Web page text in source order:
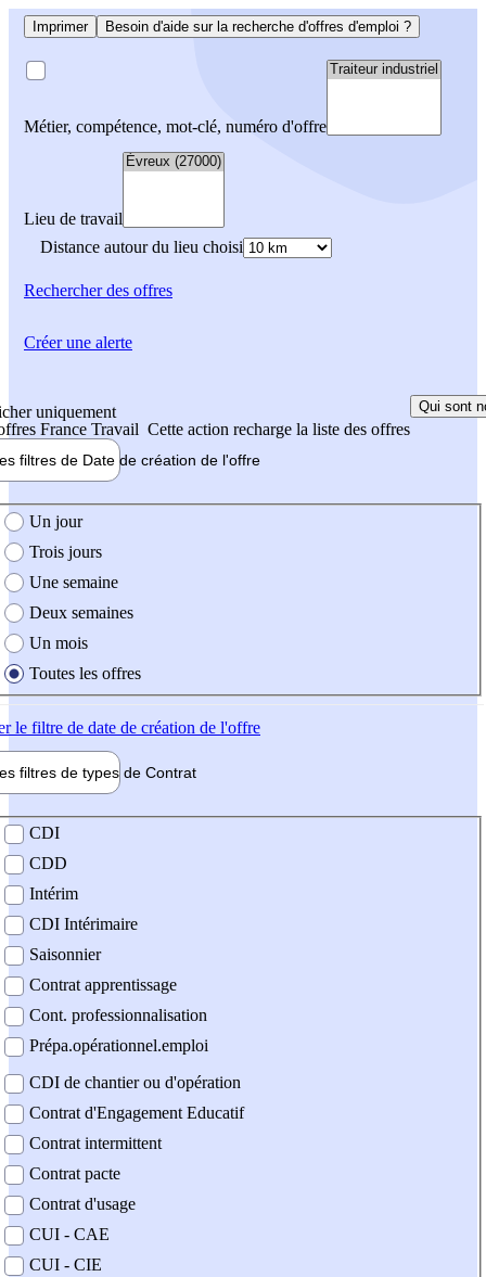
Imprimer Besoin d'aide sur la recherche d'offres d'emploi ?
Métier, compétence, mot-clé, numéro d'offre
Lieu de travail
Distance autour du lieu choisi
Rechercherdes offres
uniquement
France Travail Cette action recharge la liste des offres
Qui sont
filtres de Date de création de l'offre
création de l'offre
Un jour
Trois jours
Une semaine
Deux semaines
Un mois
Toutes les offres
le filtre de date de création de l'offre
filtres de types de Contrat
contrat
CDI
CDD
Intérim
CDI Intérimaire
Saisonnier
Contrat apprentissage
Cont. professionnalisation
Prépa.opérationnel.emploi
CDI de chantier ou d'opération
Contrat d'Engagement Educatif
Contrat intermittent
Contrat pacte
Contrat d'usage
CUI - CAE
CUI - CIE
Créer une alerte